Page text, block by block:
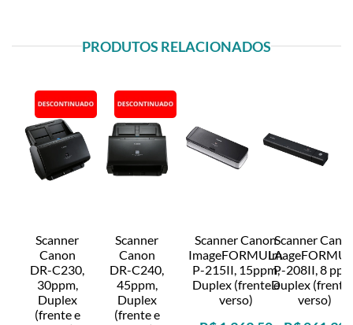
PRODUTOS RELACIONADOS
Scanner
Canon
DR-C230,
30ppm,
Duplex
(frente e
Scanner
Canon
DR-C240,
45ppm,
Duplex
(frente e
Scanner Canon
ImageFORMULA
P-215II, 15ppm,
Duplex (frente e
verso)
Scanner
P-208II, 8
Duplex (frente
verso)